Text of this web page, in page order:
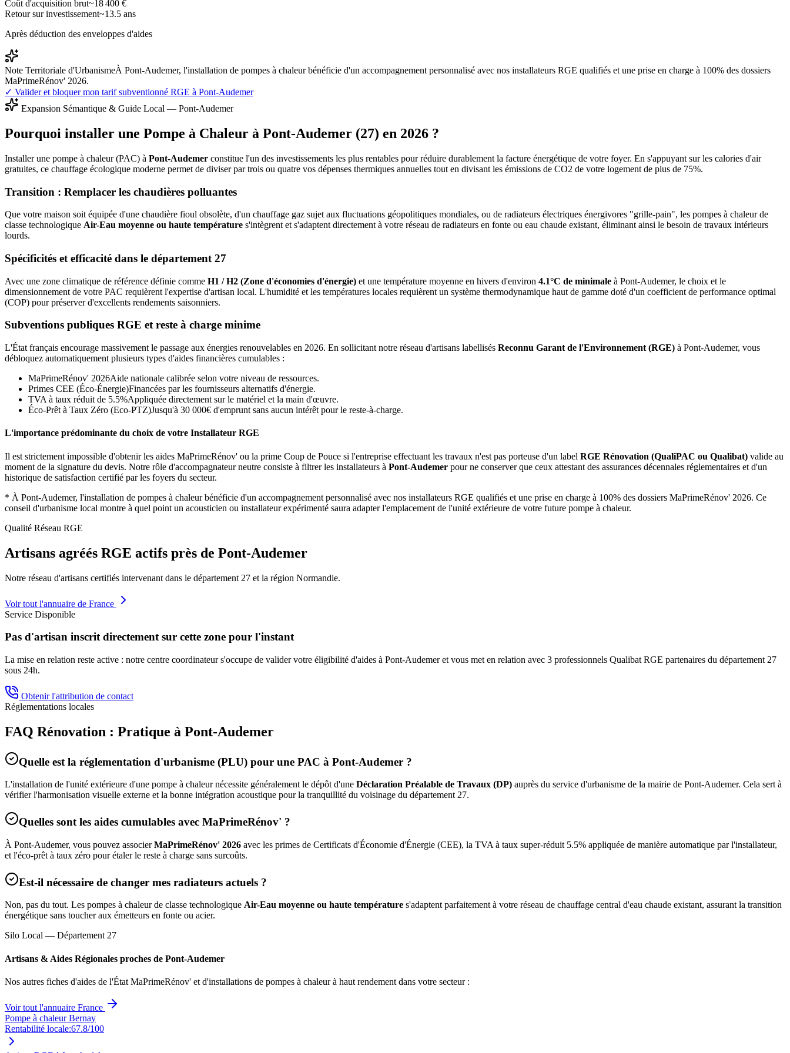
Coût d'acquisition brut~18 400 €
Retour sur investissement~13.5 ans
Après déduction des enveloppes d'aides
Note Territoriale d'UrbanismeÀ Pont-Audemer, l'installation de pompes à chaleur bénéficie d'un accompagnement personnalisé avec nos installateurs RGE qualifiés et une prise en charge à 100% des dossiers
MaPrimeRénov' 2026.
✓ Valider et bloquer mon tarif subventionné RGE à Pont-Audemer
Expansion Sémantique & Guide Local — Pont-Audemer
Pourquoi installer une Pompe à Chaleur à Pont-Audemer (27) en 2026 ?
Installer une pompe à chaleur (PAC) à Pont-Audemer constitue l'un des investissements les plus rentables pour réduire durablement la facture énergétique de votre foyer. En s'appuyant sur les calories d'air
gratuites, ce chauffage écologique moderne permet de diviser par trois ou quatre vos dépenses thermiques annuelles tout en divisant les émissions de CO2 de votre logement de plus de 75%.
Transition : Remplacer les chaudières polluantes
Que votre maison soit équipée d'une chaudière fioul obsolète, d'un chauffage gaz sujet aux fluctuations géopolitiques mondiales, ou de radiateurs électriques énergivores "grille-pain", les pompes à chaleur de
classe technologique Air-Eau moyenne ou haute température s'intègrent et s'adaptent directement à votre réseau de radiateurs en fonte ou eau chaude existant, éliminant ainsi le besoin de travaux intérieurs
lourds.
Spécificités et efficacité dans le département 27
Avec une zone climatique de référence définie comme H1 / H2 (Zone d'économies d'énergie) et une température moyenne en hivers d'environ 4.1°C de minimale à Pont-Audemer, le choix et le
dimensionnement de votre PAC requièrent l'expertise d'artisan local. L'humidité et les températures locales requièrent un système thermodynamique haut de gamme doté d'un coefficient de performance optimal
(COP) pour préserver d'excellents rendements saisonniers.
Subventions publiques RGE et reste à charge minime
L'État français encourage massivement le passage aux énergies renouvelables en 2026. En sollicitant notre réseau d'artisans labellisés Reconnu Garant de l'Environnement (RGE) à Pont-Audemer, vous
débloquez automatiquement plusieurs types d'aides financières cumulables :
MaPrimeRénov' 2026Aide nationale calibrée selon votre niveau de ressources.
Primes CEE (Éco-Énergie)Financées par les fournisseurs alternatifs d'énergie.
TVA à taux réduit de 5.5%Appliquée directement sur le matériel et la main d'œuvre.
Éco-Prêt à Taux Zéro (Eco-PTZ)Jusqu'à 30 000€ d'emprunt sans aucun intérêt pour le reste-à-charge.
L'importance prédominante du choix de votre Installateur RGE
Il est strictement impossible d'obtenir les aides MaPrimeRénov' ou la prime Coup de Pouce si l'entreprise effectuant les travaux n'est pas porteuse d'un label RGE Rénovation (QualiPAC ou Qualibat) valide au
moment de la signature du devis. Notre rôle d'accompagnateur neutre consiste à filtrer les installateurs à Pont-Audemer pour ne conserver que ceux attestant des assurances décennales réglementaires et d'un
historique de satisfaction certifié par les foyers du secteur.
* À Pont-Audemer, l'installation de pompes à chaleur bénéficie d'un accompagnement personnalisé avec nos installateurs RGE qualifiés et une prise en charge à 100% des dossiers MaPrimeRénov' 2026. Ce
conseil d'urbanisme local montre à quel point un acousticien ou installateur expérimenté saura adapter l'emplacement de l'unité extérieure de votre future pompe à chaleur.
Qualité Réseau RGE
Artisans agréés RGE actifs près de Pont-Audemer
Notre réseau d'artisans certifiés intervenant dans le département 27 et la région Normandie.
Voir tout l'annuaire de France
Service Disponible
Pas d'artisan inscrit directement sur cette zone pour l'instant
La mise en relation reste active : notre centre coordinateur s'occupe de valider votre éligibilité d'aides à Pont-Audemeret vous met en relation avec 3 professionnels Qualibat RGE partenaires du département 27
sous 24h.
Obtenir l'attribution de contact
Réglementations locales
FAQ Rénovation : Pratique à Pont-Audemer
Quelle est la réglementation d'urbanisme (PLU) pour une PAC à Pont-Audemer ?
L'installation de l'unité extérieure d'une pompe à chaleur nécessite généralement le dépôt d'une Déclaration Préalable de Travaux (DP) auprès du service d'urbanisme de la mairie de Pont-Audemer. Cela sert à
vérifier l'harmonisation visuelle externe et la bonne intégration acoustique pour la tranquillité du voisinage du département27.
Quelles sont les aides cumulables avec MaPrimeRénov' ?
À Pont-Audemer, vous pouvez associerMaPrimeRénov' 2026 avec les primes de Certificats d'Économie d'Énergie (CEE), la TVA à taux super-réduit 5.5% appliquée de manière automatique par l'installateur,
et l'éco-prêt à taux zéro pour étaler le reste à charge sans surcoûts.
Est-il nécessaire de changer mes radiateurs actuels ?
Non, pas du tout. Les pompes à chaleur de classe technologique Air-Eau moyenne ou haute température s'adaptent parfaitement à votre réseau de chauffage central d'eau chaude existant, assurant la transition
énergétique sans toucher aux émetteurs en fonte ou acier.
Silo Local — Département 27
Artisans & Aides Régionales proches de Pont-Audemer
Nos autres fiches d'aides de l'État MaPrimeRénov' et d'installations de pompes à chaleur à haut rendement dans votre secteur :
Voir tout l'annuaire France
Pompe à chaleur Bernay
Rentabilité locale:67.8/100